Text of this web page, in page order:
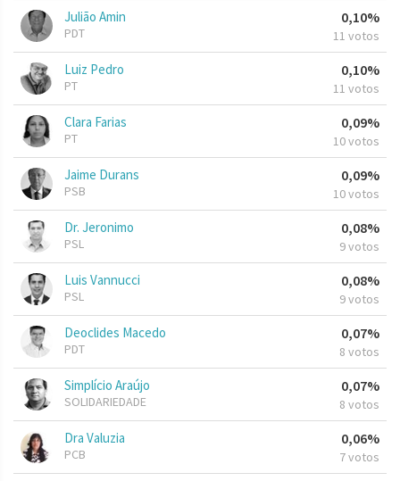
Julião Amin
PDT
0,10%
11 votos
Luiz Pedro
PT
0,10%
11 votos
Clara Farias
PT
0,09%
10 votos
Jaime Durans
PSB
0,09%
10 votos
Dr. Jeronimo
PSL
0,08%
9 votos
Luis Vannucci
PSL
0,08%
9 votos
Deoclides Macedo
PDT
0,07%
8 votos
Simplício Araújo
SOLIDARIEDADE
0,07%
8 votos
Dra Valuzia
PCB
0,06%
7 votos